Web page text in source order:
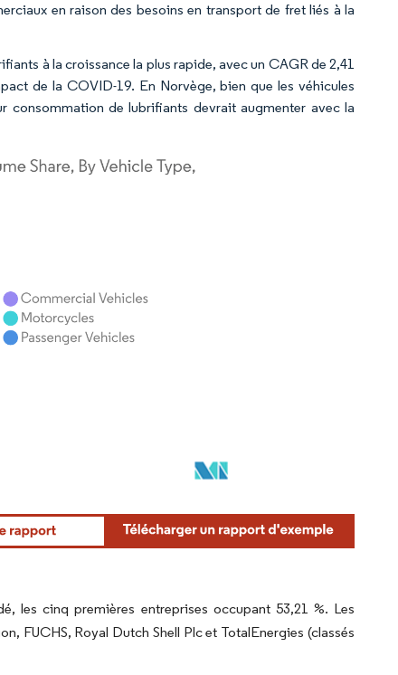
en raison des besoins en transport de fret liés à la
à la croissance la plus rapide, avec un CAGR de 2,41
de la COVID-19. En Norvège, bien que les véhicules
consommation de lubrifiants devrait augmenter avec la
les cinq premières entreprises occupant 53,21 %. Les
FUCHS, Royal Dutch Shell Plc et TotalEnergies (classés